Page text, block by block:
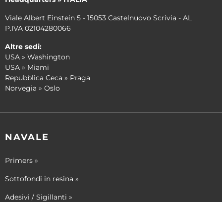
Viale Albert Einstein 5 - 15053 Castelnuovo Scrivia - AL
P.IVA 02104280066
Altre sedi:
USA » Washington
USA » Miami
Repubblica Ceca » Praga
Norvegia » Oslo
NAVALE
Primers »
Sottofondi in resina »
Adesivi / Sigillanti »